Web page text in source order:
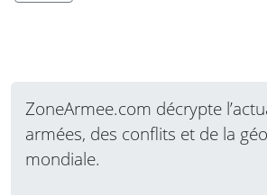
ZoneArmee.com décrypte
armées, des conflits et de la
mondiale.